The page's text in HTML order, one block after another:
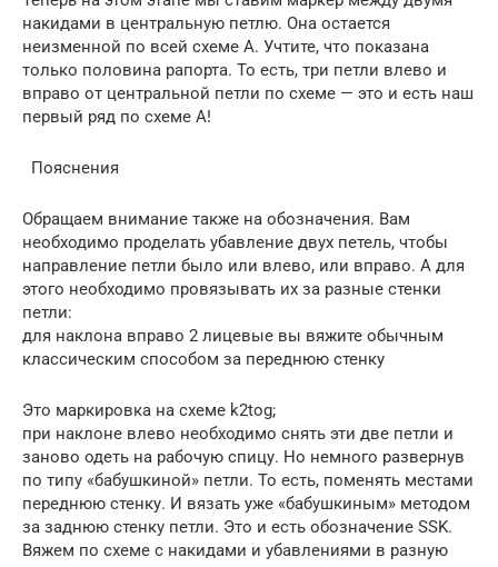
накидами в центральную петлю. Она остается
неизменной по всей схеме А. Учтите, что показана
только половина рапорта. То есть, три петли влево и
вправо от центральной петли по схеме — это и есть наш
первый ряд по схеме А!
Пояснения
Обращаем внимание также на обозначения. Вам
необходимо проделать убавление двух петель, чтобы
направление петли было или влево, или вправо. А для
этого необходимо провязывать их за разные стенки
петли:
для наклона вправо 2 лицевые вы вяжите обычным
классическим способом за переднюю стенку
Это маркировка на схеме k2tog;
при наклоне влево необходимо снять эти две петли и
заново одеть на рабочую спицу. Но немного развернув
по типу «бабушкиной» петли. То есть, поменять местами
переднюю стенку. И вязать уже «бабушкиным» методом
за заднюю стенку петли. Это и есть обозначение SSK.
Вяжем по схеме с накидами и убавлениями в разную